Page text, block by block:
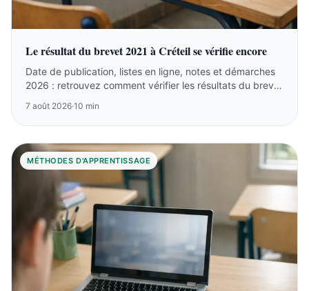
Le résultat du brevet 2021 à Créteil se vérifie encore
Date de publication, listes en ligne, notes et démarches
2026 : retrouvez comment vérifier les résultats du brevet
7 août 2026·10 min
MÉTHODES D'APPRENTISSAGE